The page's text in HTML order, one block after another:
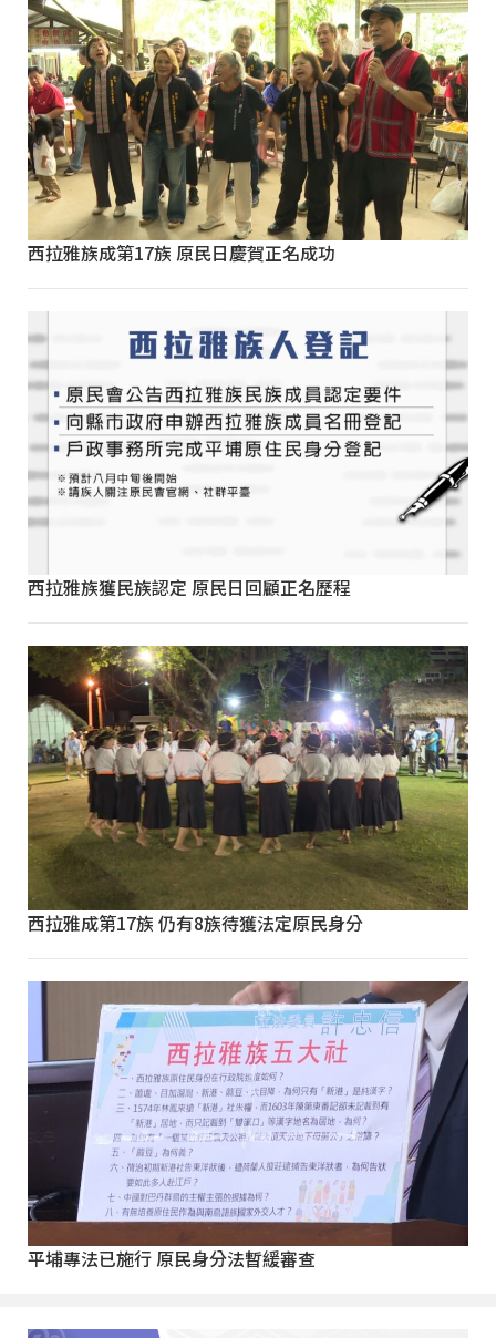
西拉雅族成第17族 原民日慶賀正名成功
西拉雅族獲民族認定 原民日回顧正名歷程
西拉雅成第17族 仍有8族待獲法定原民身分
平埔專法已施行 原民身分法暫緩審查